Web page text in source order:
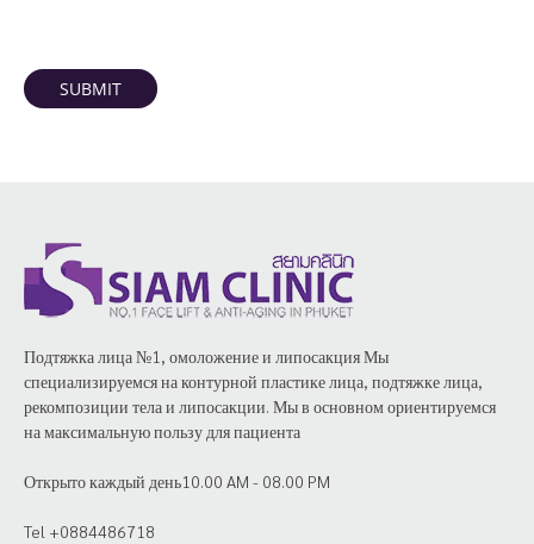
SUBMIT
Подтяжка лица №1, омоложение и липосакция Мы
специализируемся на контурной пластике лица, подтяжке лица,
рекомпозиции тела и липосакции. Мы в основном ориентируемся
на максимальную пользу для пациента
Открыто каждый день10.00 AM - 08.00 PM
Tel +0884486718